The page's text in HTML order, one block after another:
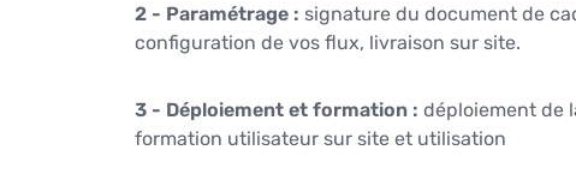
2 - Paramétrage : signature du document de
configuration de vos flux, livraison sur site.
3 - Déploiement et formation : déploiement de
formation utilisateur sur site et utilisation